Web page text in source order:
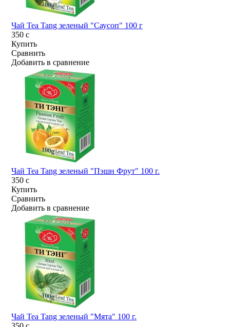
Чай Tea Tang зеленый "Саусоп" 100 г
350c
Купить
Сравнить
Добавить в сравнение
Чай Tea Tang зеленый "Пэшн Фрут" 100 г.
350c
Купить
Сравнить
Добавить в сравнение
Чай Tea Tang зеленый "Мята" 100 г.